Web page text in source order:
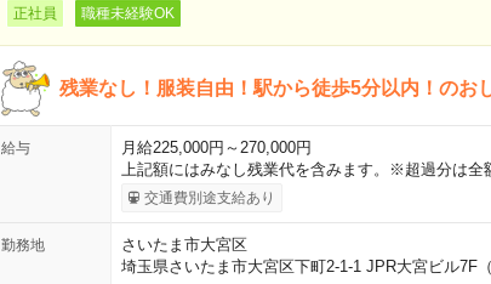
正社員 職種未経験OK
残業なし！服装自由！駅から徒歩5分以内！のお
給与
月給225,000円～270,000円
上記額にはみなし残業代を含みます。※超過分は全
交通費別途支給あり
勤務地
さいたま市大宮区
埼玉県さいたま市大宮区下町2-1-1 JPR大宮ビル7F